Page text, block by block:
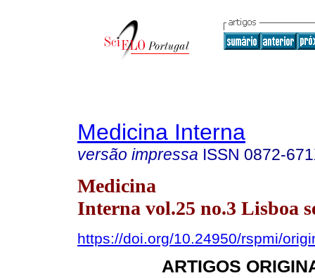
Medicina Interna
versão impressa ISSN 0872-
Medicina
Interna vol.25 no.3 Lisboa
https://doi.org/10.24950/rspmi/
ARTIGOS